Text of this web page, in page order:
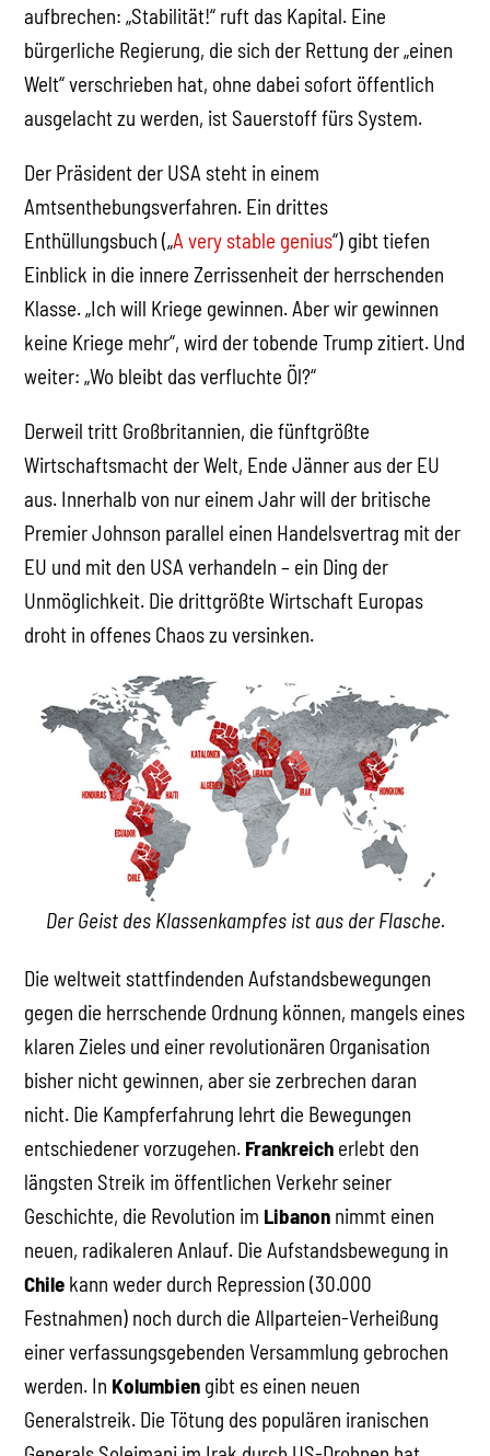
aufbrechen: „Stabilität!“ ruft das Kapital. Eine
bürgerliche Regierung, die sich der Rettung der „einen
Welt“ verschrieben hat, ohne dabei sofort öffentlich
ausgelacht zu werden, ist Sauerstoff fürs System.
Der Präsident der USA steht in einem
Amtsenthebungsverfahren. Ein drittes
Enthüllungsbuch („A very stable genius“) gibt tiefen
Einblick in die innere Zerrissenheit der herrschenden
Klasse. „Ich will Kriege gewinnen. Aber wir gewinnen
keine Kriege mehr“, wird der tobende Trump zitiert. Und
weiter: „Wo bleibt das verfluchte Öl?“
Derweil tritt Großbritannien, die fünftgrößte
Wirtschaftsmacht der Welt, Ende Jänner aus der EU
aus. Innerhalb von nur einem Jahr will der britische
Premier Johnson parallel einen Handelsvertrag mit der
EU und mit den USA verhandeln – ein Ding der
Unmöglichkeit. Die drittgrößte Wirtschaft Europas
droht in offenes Chaos zu versinken.
Der Geist des Klassenkampfes ist aus der Flasche.
Die weltweit stattfindenden Aufstandsbewegungen
gegen die herrschende Ordnung können, mangels eines
klaren Zieles und einer revolutionären Organisation
bisher nicht gewinnen, aber sie zerbrechen daran
nicht. Die Kampferfahrung lehrt die Bewegungen
entschiedener vorzugehen. Frankreich erlebt den
längsten Streik im öffentlichen Verkehr seiner
Geschichte, die Revolution im Libanon nimmt einen
neuen, radikaleren Anlauf. Die Aufstandsbewegung in
Chile kann weder durch Repression (30.000
Festnahmen) noch durch die Allparteien-Verheißung
einer verfassungsgebenden Versammlung gebrochen
werden. In Kolumbien gibt es einen neuen
Generalstreik. Die Tötung des populären iranischen